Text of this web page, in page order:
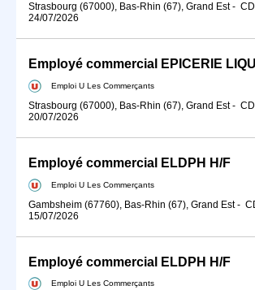
Strasbourg (67000), Bas-Rhin (67), Grand Est- CDI
24/07/2026
Employé commercial EPICERIE
Emploi U Les Commerçants
Strasbourg (67000), Bas-Rhin (67), Grand Est-
20/07/2026
Employé commercial ELDPH H/F
Emploi U Les Commerçants
Gambsheim (67760), Bas-Rhin (67), Grand Est-
15/07/2026
Employé commercial ELDPH H/F
Emploi U Les Commerçants